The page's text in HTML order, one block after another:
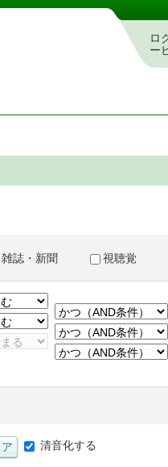
ロ
ー
雑誌・新聞 視聴覚
清音化する